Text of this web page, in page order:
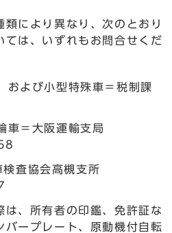
により異なり、次のとおり
ては、いずれもお問合せくだ
よび小型特殊車＝税制課
車＝大阪運輸支局
検査協会高槻支所
、所有者の印鑑、免許証な
バープレート、原動機付自転